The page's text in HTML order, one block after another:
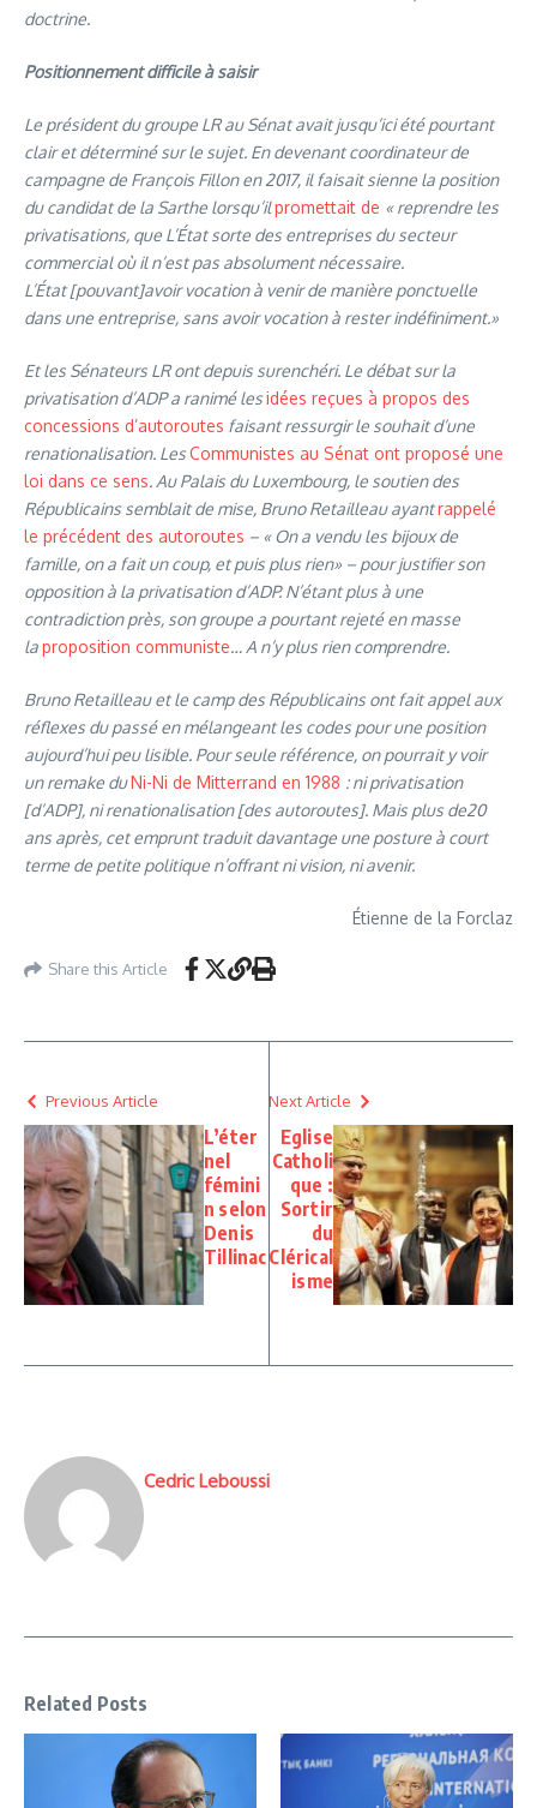
doctrine.
Positionnement difficile à saisir
Le président du groupe LR au Sénat avait jusqu’ici été pourtant
clair et déterminé sur le sujet. En devenant coordinateur de
campagne de François Fillon en 2017, il faisait sienne la position
du candidat de la Sarthe lorsqu’ilpromettait de «reprendre les
privatisations, que L’État sorte des entreprises du secteur
commercial où il n’est pas absolument nécessaire.
L’État[pouvant]avoir vocation à venir de manière ponctuelle
dans une entreprise, sans avoir vocation à rester indéfiniment.»
Et les Sénateurs LR ont depuis surenchéri. Le débat sur la
privatisation d’ADP a ranimé lesidées reçues à propos des
concessions d’autoroutes faisant ressurgir le souhait d’une
renationalisation. LesCommunistes au Sénat ont proposé une
loi dans ce sens. Au Palais du Luxembourg, le soutien des
Républicains semblait de mise, Bruno Retailleau ayantrappelé
le précédent des autoroutes – «On a vendu les bijoux de
famille, on a fait un coup, et puis plus rien» – pour justifier son
opposition à la privatisation d’ADP. N’étant plus à une
contradiction près, son groupe a pourtant rejeté en masse
laproposition communiste… A n’y plus rien comprendre.
Bruno Retailleau et le camp des Républicains ont fait appel aux
réflexes du passé en mélangeant les codes pour une position
aujourd’hui peu lisible. Pour seule référence, on pourrait y voir
un remake duNi-Ni de Mitterrand en 1988 : ni privatisation
[d’ADP], ni renationalisation [des autoroutes]. Mais plus de20
ans après, cet emprunt traduit davantage une posture à court
terme de petite politique n’offrant ni vision, ni avenir.
Étienne de la Forclaz
Share this Article
Previous Article
L’éter
nel
fémini
n selon
Denis
Tillinac
Next Article
Eglise
Catholi
que :
Sortir
du
Clérical
isme
Cedric Leboussi
Related Posts